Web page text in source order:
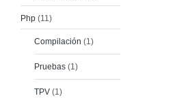
Php (11)
Compilación (1)
Pruebas (1)
TPV (1)